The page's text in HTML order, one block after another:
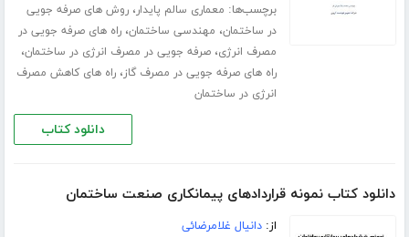
برچسب‌ها: معماری سالم پایدار،روش های صرفه جویی
در ساختمان، مهندسی ساختمان،راه های صرفه جویی در
مصرف انرژی،صرفه جویی در مصرف انرژی در ساختمان،
راه های صرفه جویی در مصرف گاز،راه های کاهش مصرف
انرژی در ساختمان
دانلود کتاب
دانلود کتاب نمونه قراردادهای پیمانکاری صنعت ساختمان
از:دانیال غلامرضائی